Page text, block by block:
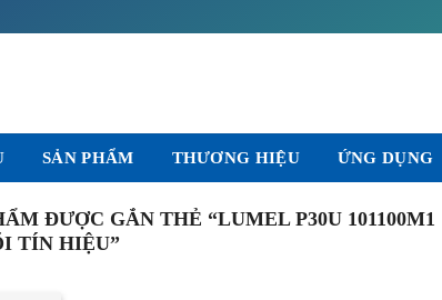
SẢN PHẨM THƯƠNG HIỆU ỨNG DỤNG
ĐƯỢC GẮN THẺ “LUMEL P30U 101100M1
TÍN HIỆU”